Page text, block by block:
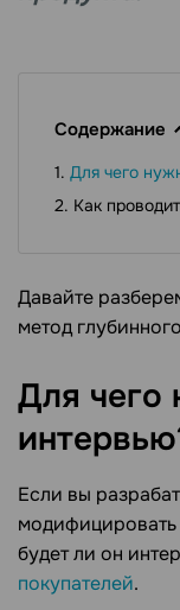
Содержание
Для чего
Как
Давайте
метод
Для чего
Если вы
будет ли он
покупателей.